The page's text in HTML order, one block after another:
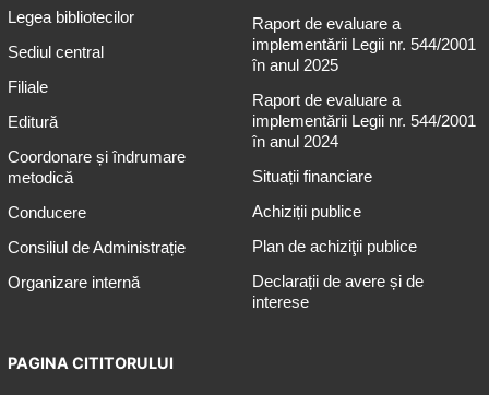
Legea bibliotecilor
Sediul central
Filiale
Editură
Coordonare și îndrumare
metodică
Conducere
Consiliul de Administrație
Organizare internă
Raport de evaluare a
implementării Legii nr. 544/2001
în anul 2025
Raport de evaluare a
implementării Legii nr. 544/2001
în anul 2024
Situații financiare
Achiziții publice
Plan de achiziţii publice
Declarații de avere și de
interese
PAGINA CITITORULUI